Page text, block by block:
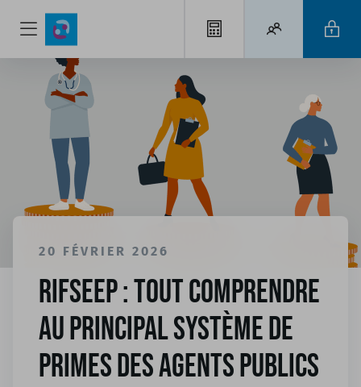
20 FÉVRIER 2026
RIFSEEP : tout comprendre
au principal système de
primes des agents publics